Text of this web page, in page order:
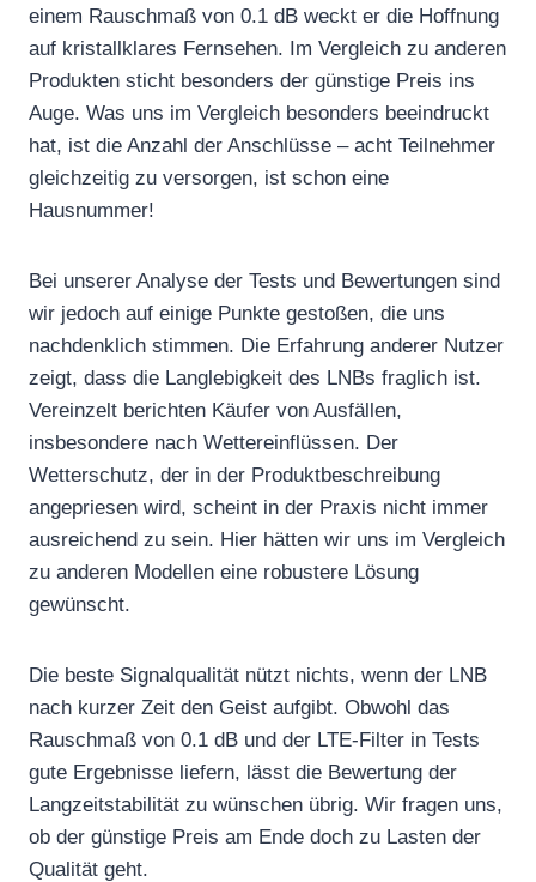
einem Rauschmaß von 0.1 dB weckt er die Hoffnung
auf kristallklares Fernsehen. Im Vergleich zu anderen
Produkten sticht besonders der günstige Preis ins
Auge. Was uns im Vergleich besonders beeindruckt
hat, ist die Anzahl der Anschlüsse – acht Teilnehmer
gleichzeitig zu versorgen, ist schon eine
Hausnummer!
Bei unserer Analyse der Tests und Bewertungen sind
wir jedoch auf einige Punkte gestoßen, die uns
nachdenklich stimmen. Die Erfahrung anderer Nutzer
zeigt, dass die Langlebigkeit des LNBs fraglich ist.
Vereinzelt berichten Käufer von Ausfällen,
insbesondere nach Wettereinflüssen. Der
Wetterschutz, der in der Produktbeschreibung
angepriesen wird, scheint in der Praxis nicht immer
ausreichend zu sein. Hier hätten wir uns im Vergleich
zu anderen Modellen eine robustere Lösung
gewünscht.
Die beste Signalqualität nützt nichts, wenn der LNB
nach kurzer Zeit den Geist aufgibt. Obwohl das
Rauschmaß von 0.1 dB und der LTE-Filter in Tests
gute Ergebnisse liefern, lässt die Bewertung der
Langzeitstabilität zu wünschen übrig. Wir fragen uns,
ob der günstige Preis am Ende doch zu Lasten der
Qualität geht.